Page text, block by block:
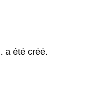
a été créé.